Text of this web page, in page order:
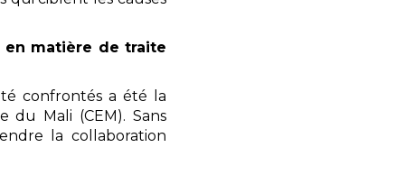
en matière de traite
confrontés a été la
du Mali (CEM). Sans
la collaboration